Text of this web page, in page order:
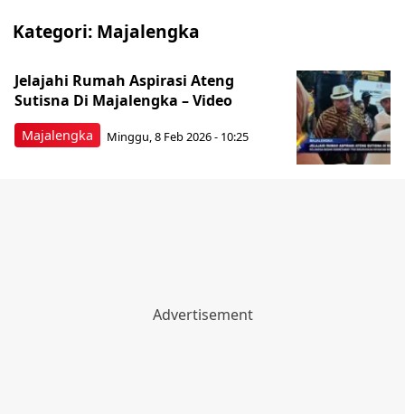
Kategori: Majalengka
Majalengka
Jelajahi Rumah Aspirasi Ateng
Sutisna Di Majalengka – Video
Minggu, 8 Feb 2026 - 10:25